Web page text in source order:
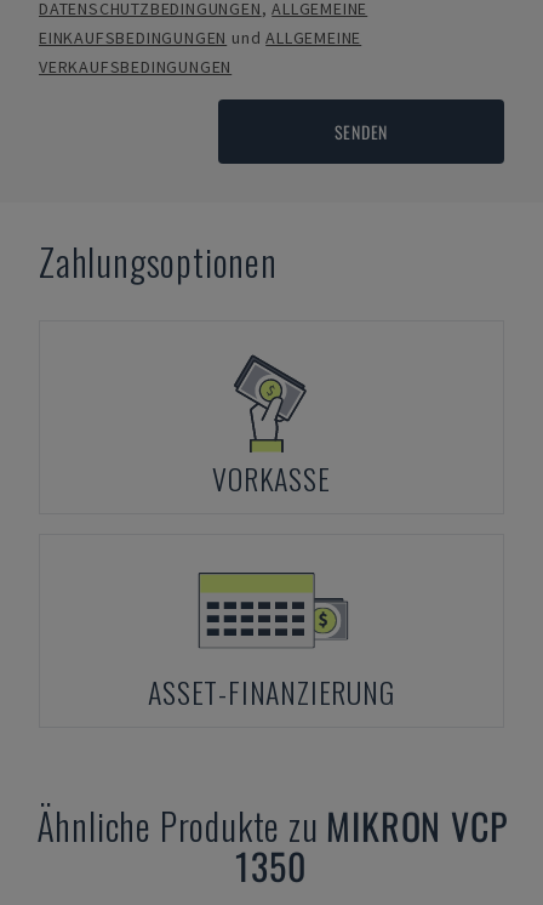
DATENSCHUTZBEDINGUNGEN,ALLGEMEINE
EINKAUFSBEDINGUNGEN undALLGEMEINE
VERKAUFSBEDINGUNGEN
SENDEN
Zahlungsoptionen
VORKASSE
ASSET-FINANZIERUNG
Ähnliche Produkte zu MIKRON VCP
1350